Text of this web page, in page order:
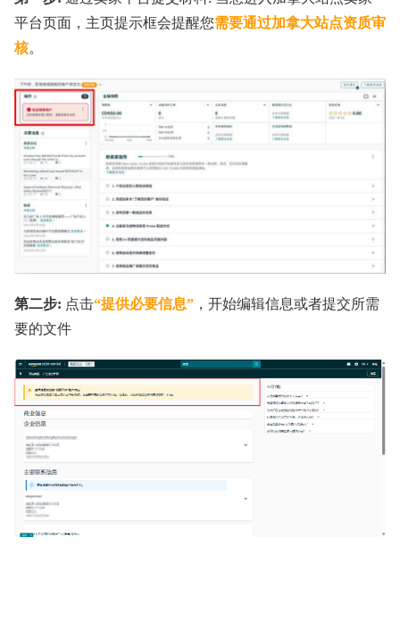
平台页面，主页提示框会提醒您需要通过加拿大站点资质审
核。
第二步: 点击“提供必要信息” ，开始编辑信息或者提交所需
要的文件